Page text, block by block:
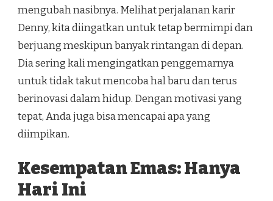
mengubah nasibnya. Melihat perjalanan karir
Denny, kita diingatkan untuk tetap bermimpi dan
berjuang meskipun banyak rintangan di depan.
Dia sering kali mengingatkan penggemarnya
untuk tidak takut mencoba hal baru dan terus
berinovasi dalam hidup. Dengan motivasi yang
tepat, Anda juga bisa mencapai apa yang
diimpikan.
Kesempatan Emas: Hanya
Hari Ini